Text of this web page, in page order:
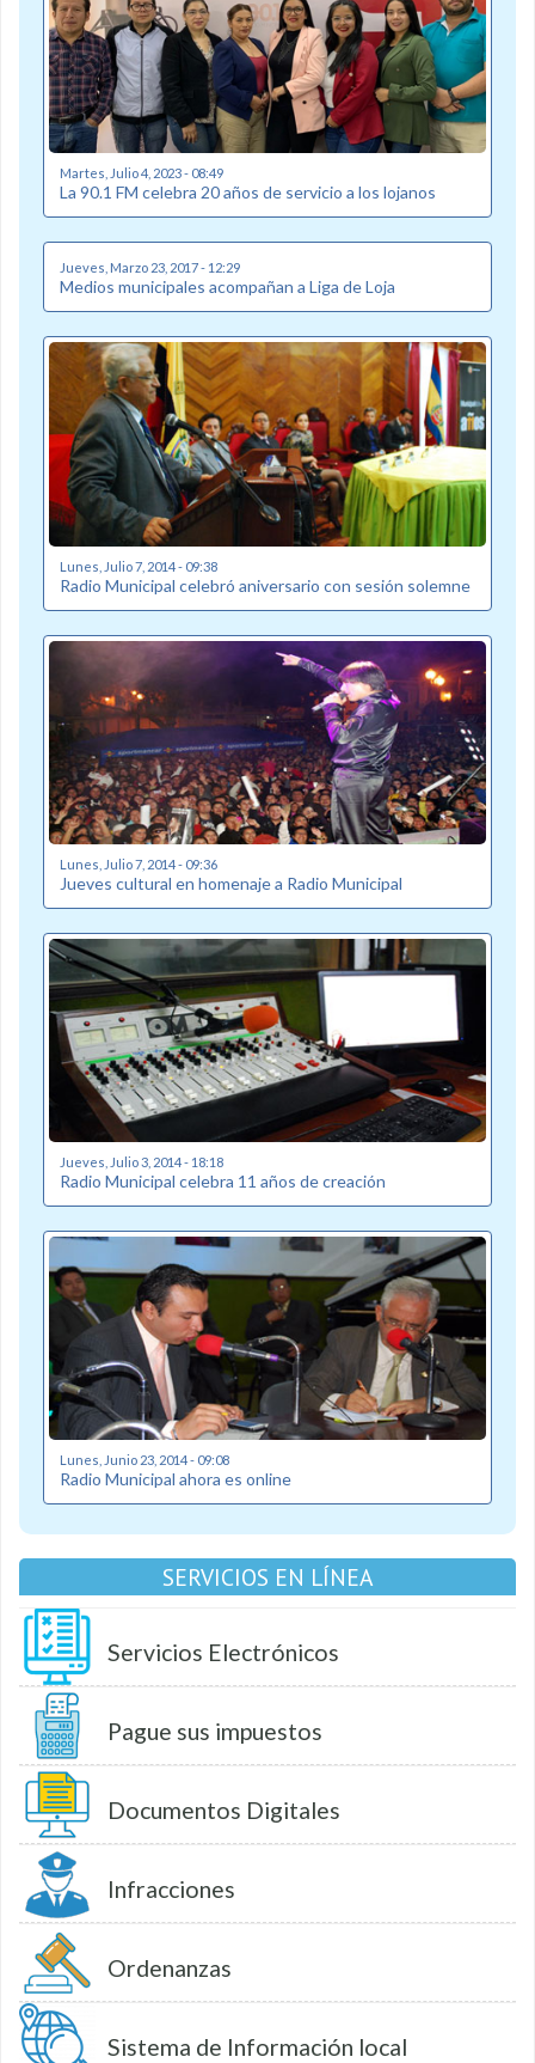
Martes, Julio 4, 2023 - 08:49
La 90.1 FM celebra 20 años de servicio a los lojanos
Jueves, Marzo 23, 2017 - 12:29
Medios municipales acompañan a Liga de Loja
Lunes, Julio 7, 2014 - 09:38
Radio Municipal celebró aniversario con sesión solemne
Lunes, Julio 7, 2014 - 09:36
Jueves cultural en homenaje a Radio Municipal
Jueves, Julio 3, 2014 - 18:18
Radio Municipal celebra 11 años de creación
Lunes, Junio 23, 2014 - 09:08
Radio Municipal ahora es online
SERVICIOS EN LÍNEA
Servicios Electrónicos
Pague sus impuestos
Documentos Digitales
Infracciones
Ordenanzas
Sistema de Información local